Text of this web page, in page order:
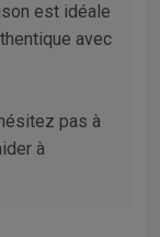
est idéale
avec
pas à
à